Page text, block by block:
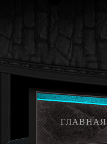
ГЛАВНАЯ